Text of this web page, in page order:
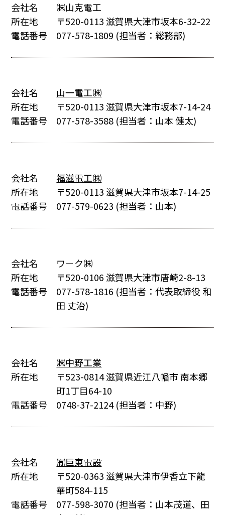
会社名
㈱山克電工
所在地
〒520-0113 滋賀県大津市坂本6-32-22
電話番号
077-578-1809 (担当者：総務部)
会社名
山一電工㈱
所在地
〒520-0113 滋賀県大津市坂本7-14-24
電話番号
077-578-3588 (担当者：山本 健太)
会社名
福滋電工㈱
所在地
〒520-0113 滋賀県大津市坂本7-14-25
電話番号
077-579-0623 (担当者：山本)
会社名
ワ－ク㈱
所在地
〒520-0106 滋賀県大津市唐崎2-8-13
電話番号
077-578-1816 (担当者：代表取締役 和
田 丈治)
会社名
㈱中野工業
所在地
〒523-0814 滋賀県近江八幡市 南本郷
町1丁目64-10
電話番号
0748-37-2124 (担当者：中野)
会社名
㈲巨東電設
所在地
〒520-0363 滋賀県大津市伊香立下龍
華町584-115
電話番号
077-598-3070 (担当者：山本茂道、田